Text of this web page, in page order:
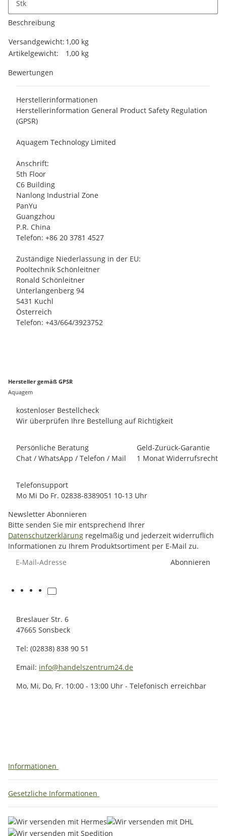
Stk
Beschreibung
Produkteigenschaft
Wert
Versandgewicht: 1,00 kg
Artikelgewicht:
1,00 kg
Bewertungen
Herstellerinformationen
Herstellerinformation General Product Safety Regulation
(GPSR)
Aquagem Technology Limited
Anschrift:
5th Floor
C6 Building
Nanlong Industrial Zone
PanYu
Guangzhou
P.R. China
Telefon: +86 20 3781 4527
Zuständige Niederlassung in der EU:
Pooltechnik Schönleitner
Ronald Schönleitner
Unterlangenberg 94
5431 Kuchl
Österreich
Telefon: +43/664/3923752
Hersteller gemäß GPSR
Aquagem
kostenloser Bestellcheck
Wir überprüfen Ihre Bestellung auf Richtigkeit
Persönliche Beratung
Chat / WhatsApp / Telefon / Mail
Geld-Zurück-Garantie
1 Monat Widerrufsrecht
Telefonsupport
Mo Mi Do Fr. 02838-8389051 10-13 Uhr
Newsletter Abonnieren
Bitte senden Sie mir entsprechend Ihrer
Datenschutzerklärung regelmäßig und jederzeit widerruflich
Informationen zu Ihrem Produktsortiment per E-Mail zu.
Abonnieren
Breslauer Str. 6
47665 Sonsbeck
Tel: (02838) 838 90 51
Email: info@handelszentrum24.de
Mo, Mi, Do, Fr. 10:00 - 13:00 Uhr - Telefonisch erreichbar
Informationen
Gesetzliche Informationen